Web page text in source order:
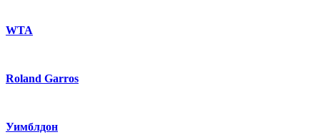
WTA
Roland Garros
Уимблдон